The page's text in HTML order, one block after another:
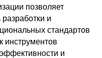
позволяет
и
стандартов
инструментов
и